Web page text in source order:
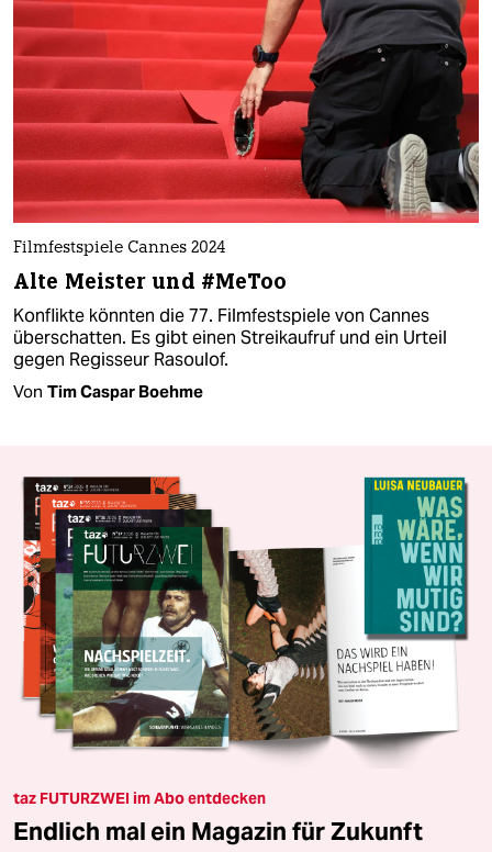
Filmfestspiele Cannes 2024
Alte Meister und #MeToo
Konflikte könnten die 77. Filmfestspiele von Cannes
überschatten. Es gibt einen Streikaufruf und ein Urteil
gegen Regisseur Rasoulof.
Von Tim Caspar Boehme
taz FUTURZWEI im Abo entdecken
Endlich mal ein Magazin für Zukunft